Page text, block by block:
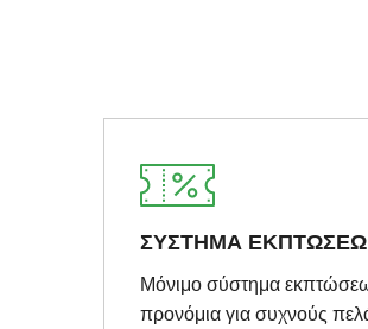
ΣΥΣΤΗΜΑ
Μόνιμο σύστημα
προνόμια για συχνούς